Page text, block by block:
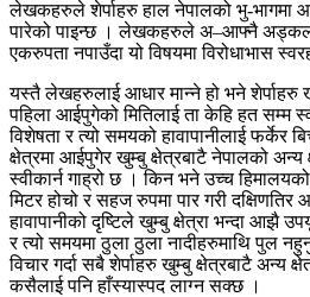
लेखकहरुले शेर्पाहरु हाल नेपालको भु-भागमा
पारेको पाइन्छ । लेखकहरुले अ–आफ्नै
एकरुपता नपाउँदा यो विषयमा विरोधाभास
यस्तै लेखहरुलाई आधार मान्ने हो भने शेर्पाहरु
पहिला आईपुगेको मितिलाई ता केहि हत सम्म
विशेषता र त्यो समयको हावापानीलाई फर्केर
क्षेत्रमा आईपुगेर खुम्बु क्षेत्रबाटै नेपालको अन्य
स्वीकार्न गाह्रो छ । किन भने उच्च
मिटर होचो र सहज रुपमा पार गरी
हावापानीको दृष्टिले खुम्बु क्षेत्रा भन्दा आझै
र त्यो समयमा ठुला ठुला नादीहरुमाथि पुल
विचार गर्दा सबै शेर्पाहरु खुम्बु क्षेत्रबाटै अन्य
कसैलाई पनि हाँस्यास्पद लाग्न सक्छ ।